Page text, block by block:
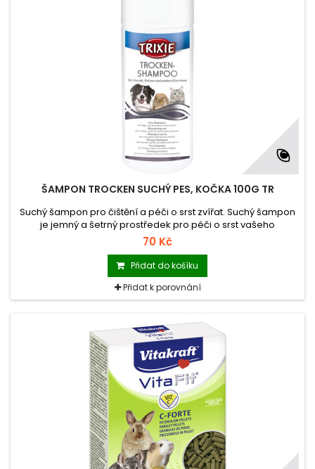
ŠAMPON TROCKEN SUCHÝ PES, KOČKA 100G TR
Suchý šampon pro čištění a péči o srst zvířat. Suchý šampon
je jemný a šetrný prostředek pro péči o srst vašeho
domácího mazlíčka.
70 Kč
Přidat do košíku
Přidat k porovnání